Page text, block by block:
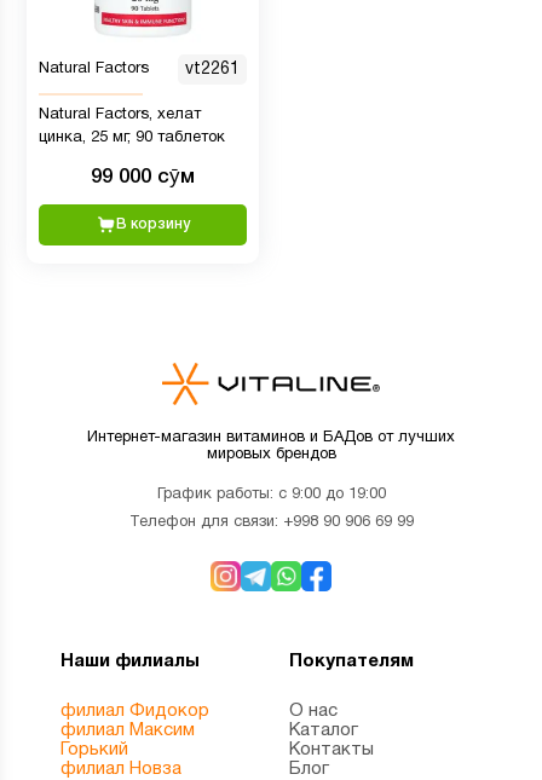
Natural Factors vt2261
Natural Factors, хелат
цинка, 25 мг, 90 таблеток
99 000 сӯм
В корзину
Интернет-магазин витаминов и БАДов от лучших
мировых брендов
График работы: с 9:00 до 19:00
Телефон для связи: +998 90 906 69 99
Наши филиалы
филиал Фидокор
филиал Максим
Горький
филиал Новза
Покупателям
О нас
Каталог
Контакты
Блог